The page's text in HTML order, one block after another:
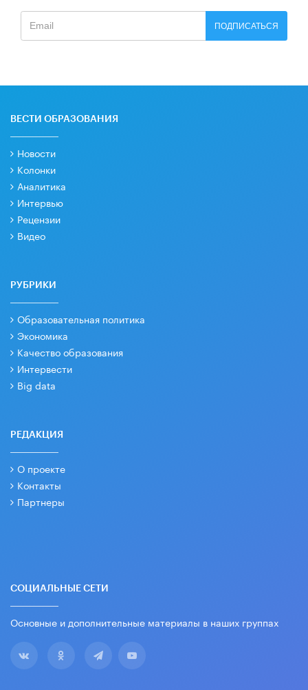
ПОДПИСАТЬСЯ
ВЕСТИ ОБРАЗОВАНИЯ
Новости
Колонки
Аналитика
Интервью
Рецензии
Видео
РУБРИКИ
Образовательная политика
Экономика
Качество образования
Интервести
Big data
РЕДАКЦИЯ
О проекте
Контакты
Партнеры
СОЦИАЛЬНЫЕ СЕТИ
Основные и дополнительные материалы в наших группах